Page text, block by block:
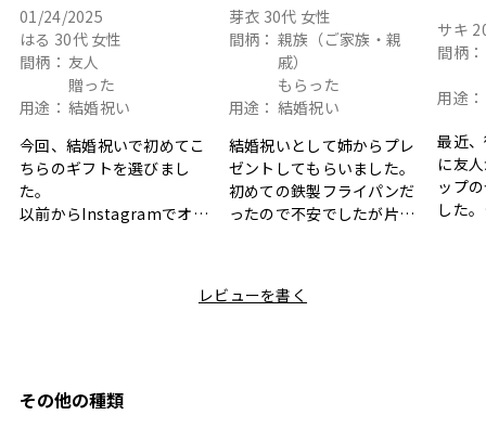
01/24/2025
はる 30代 女性
間柄： 友人
贈った
用途： 結婚祝い
今回、結婚祝いで初めてこ
ちらのギフトを選びまし
た。
以前からInstagramでオシ
と大好きなカレーのセット
ちらも大変気に入ったと写
芽衣 30代 女性
間柄： 親族（ご家族・親
戚）
もらった
用途： 結婚祝い
結婚祝いとして姉からプレ
ゼントしてもらいました。
初めての鉄製フライパンだ
ったので不安でしたが片手
利です。洗い物も減って一
サキ
間柄：
用途：
最近
に友
ップ
した。
レビューを書く
その他の種類